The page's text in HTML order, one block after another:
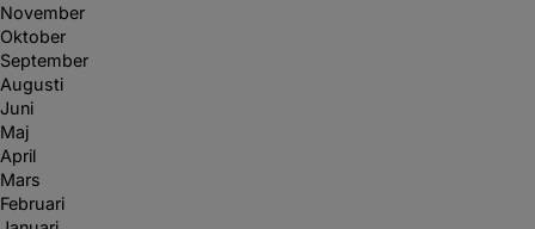
November
Oktober
September
Augusti
Juni
Maj
April
Mars
Februari